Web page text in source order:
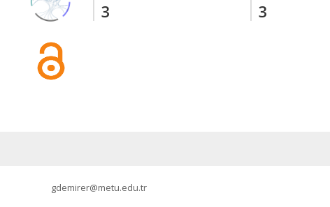
3 3
gdemirer@metu.edu.tr